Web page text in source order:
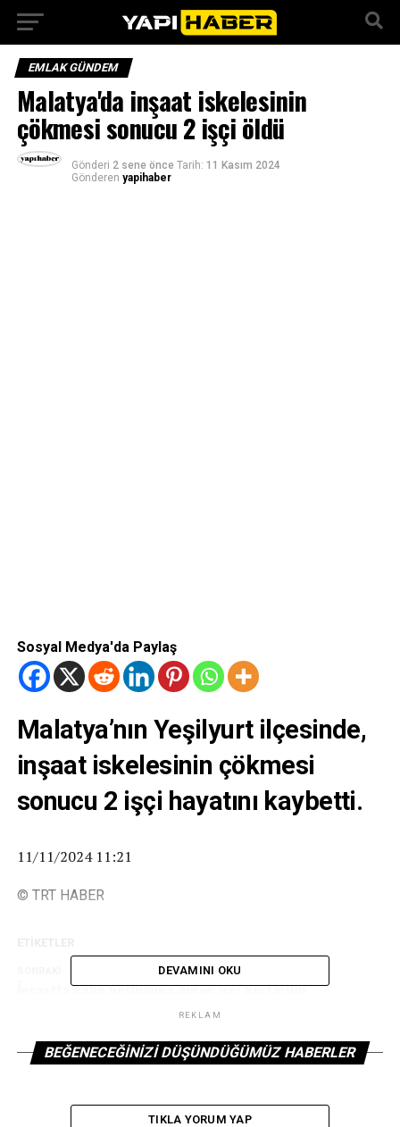
EMLAK GÜNDEM
Malatya'da inşaat iskelesinin
çökmesi sonucu 2 işçi öldü
Gönderi 2 sene önce Tarih: 11 Kasım 2024
Gönderen yapihaber
Sosyal Medya'da Paylaş
Malatya’nın Yeşilyurt ilçesinde,
inşaat iskelesinin çökmesi
sonucu 2 işçi hayatını kaybetti.
11/11/2024 11:21
© TRT HABER
İnşaatta kalıp boşluğuna düşen işçi kurtarıldı
Balıkesir'de çalıştığı inşaattan düşen kişi hayatını
kaybetti
DEVAMINI OKU
REKLAM
BEĞENECEĞINIZI DÜŞÜNDÜĞÜMÜZ HABERLER
TIKLA YORUM YAP